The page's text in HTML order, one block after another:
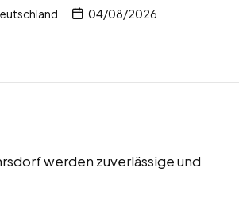
04/08/2026
werden zuverlässige und